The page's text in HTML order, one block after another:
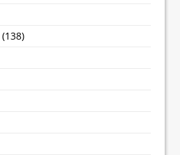
(138)